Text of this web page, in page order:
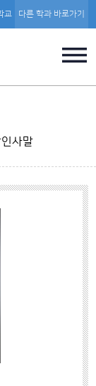
교 다른 학과 바로가기
사말